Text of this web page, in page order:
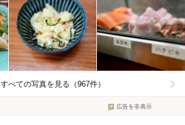
すべての写真を見る（967件）
広告を非表示